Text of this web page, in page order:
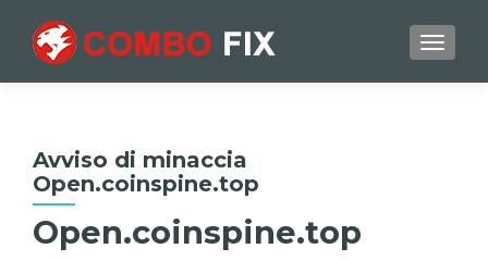
Avviso di minaccia
Open.coinspine.top
Open.coinspine.top